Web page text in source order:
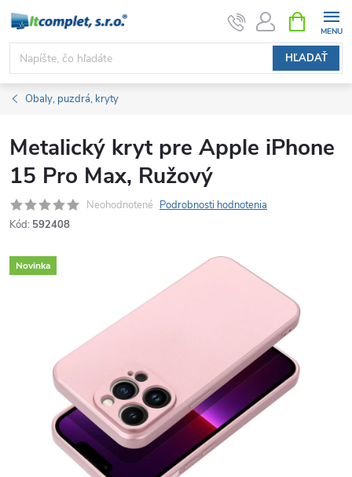
Prejsť
obsah
HĽADAŤ
KOŠÍK
Obaly, puzdrá, kryty
Metalický kryt pre Apple iPhone
15 Pro Max, Ružový
Neohodnotené Podrobnosti hodnotenia
Kód: 592408
Novinka